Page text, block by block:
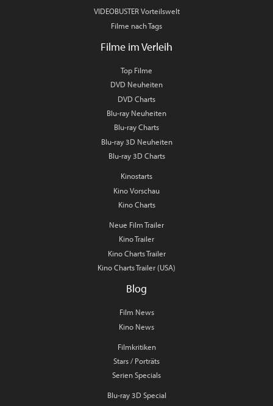
VIDEOBUSTER Vorteilswelt
Filme nach Tags
Filme im Verleih
Top Filme
DVD Neuheiten
DVD Charts
Blu-ray Neuheiten
Blu-ray Charts
Blu-ray 3D Neuheiten
Blu-ray 3D Charts
Kinostarts
Kino Vorschau
Kino Charts
Neue Film Trailer
Kino Trailer
Kino Charts Trailer
Kino Charts Trailer (USA)
Blog
Film News
Kino News
Filmkritiken
Stars / Porträts
Serien Specials
Blu-ray 3D Special